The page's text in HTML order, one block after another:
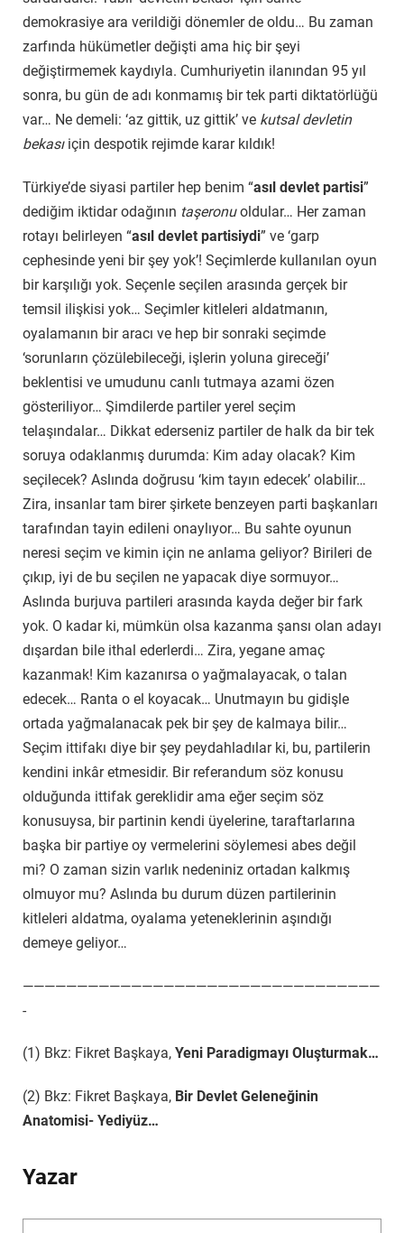
demokrasiye ara verildiği dönemler de oldu… Bu zaman
zarfında hükümetler değişti ama hiç bir şeyi
değiştirmemek kaydıyla. Cumhuriyetin ilanından 95 yıl
sonra, bu gün de adı konmamış bir tek parti diktatörlüğü
var… Ne demeli: ‘az gittik, uz gittik’ ve kutsal devletin
bekasıiçin despotik rejimde karar kıldık!
Türkiye’de siyasi partiler hep benim “asıl devlet partisi”
dediğim iktidar odağının taşeronuoldular… Her zaman
rotayı belirleyen “asıl devlet partisiydi” ve ‘garp
cephesinde yeni bir şey yok’! Seçimlerde kullanılan oyun
bir karşılığı yok. Seçenle seçilen arasında gerçek bir
temsil ilişkisi yok… Seçimler kitleleri aldatmanın,
oyalamanın bir aracı ve hep bir sonraki seçimde
‘sorunların çözülebileceği, işlerin yoluna gireceği’
beklentisi ve umudunu canlı tutmaya azami özen
gösteriliyor… Şimdilerde partiler yerel seçim
telaşındalar… Dikkat ederseniz partiler de halk da bir tek
soruya odaklanmış durumda: Kim aday olacak? Kim
seçilecek? Aslında doğrusu ‘kim tayın edecek’ olabilir…
Zira, insanlar tam birer şirkete benzeyen parti başkanları
tarafından tayin edileni onaylıyor… Bu sahte oyunun
neresi seçim ve kimin için ne anlama geliyor? Birileri de
çıkıp, iyi de bu seçilen ne yapacak diye sormuyor…
Aslında burjuva partileri arasında kayda değer bir fark
yok. O kadar ki, mümkün olsa kazanma şansı olan adayı
dışardan bile ithal ederlerdi… Zira, yegane amaç
kazanmak! Kim kazanırsa o yağmalayacak, o talan
edecek… Ranta o el koyacak… Unutmayın bu gidişle
ortada yağmalanacak pek bir şey de kalmaya bilir…
Seçim ittifakı diye bir şey peydahladılar ki, bu, partilerin
kendini inkâr etmesidir. Bir referandum söz konusu
olduğunda ittifak gereklidir ama eğer seçim söz
konusuysa, bir partinin kendi üyelerine, taraftarlarına
başka bir partiye oy vermelerini söylemesi abes değil
mi? O zaman sizin varlık nedeniniz ortadan kalkmış
olmuyor mu? Aslında bu durum düzen partilerinin
kitleleri aldatma, oyalama yeteneklerinin aşındığı
demeye geliyor…
—————————————————————————————————
-
(1) Bkz: Fikret Başkaya, Yeni Paradigmayı Oluşturmak…
(2) Bkz: Fikret Başkaya, Bir Devlet Geleneğinin
Anatomisi- Yediyüz…
Yazar